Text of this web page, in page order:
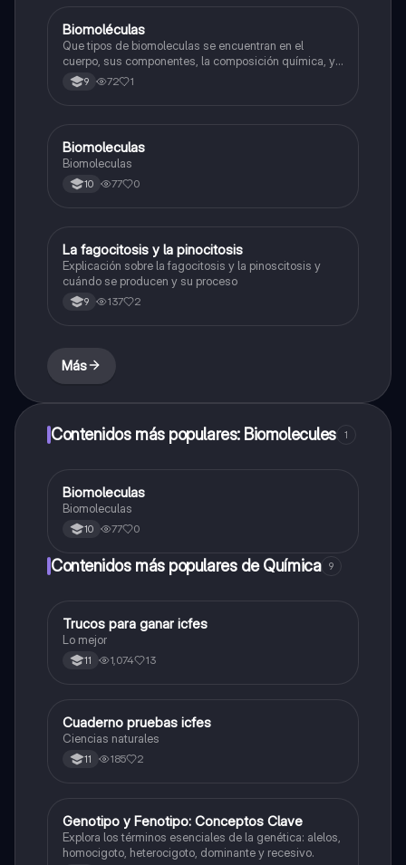
Biologia
Biomoléculas
Que tipos de biomoleculas se encuentran en el
cuerpo, sus componentes, la composición química, y
ejemplos.
9 72 1
Biologia
Biomoleculas
Biomoleculas
10 77 0
Biologia
La fagocitosis y la pinocitosis
Explicación sobre la fagocitosis y la pinoscitosis y
cuándo se producen y su proceso
9 137 2
Más
Contenidos más populares: Biomolecules 1
Biologia
Biomoleculas
Biomoleculas
10 77 0
Contenidos más populares de Química 9
Química
Trucos para ganar icfes
Lo mejor
11 1,074 13
Biologia
Cuaderno pruebas icfes
Ciencias naturales
11 185 2
GBiologia
Genotipo y Fenotipo: Conceptos Clave
Explora los términos esenciales de la genética: alelos,
homocigoto, heterocigoto, dominante y recesivo.